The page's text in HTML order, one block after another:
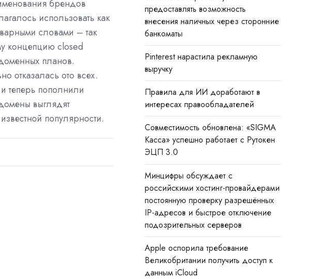
брендов
использовать как
словами – так
концепцию closed
планов.
отказалась ото всех.
теперь пополнили
выглядят
популярности.
предоставлять возможность
внесения наличных через сторонние
банкоматы
Pinterest нарастила рекламную
выручку
Правила для ИИ доработают в
интересах правообладателей
Совместимость обновлена: «SIGMA
Касса» успешно работает с Рутокен
ЭЦП 3.0
Минцифры обсуждает с
российскими хостинг-провайдерами
постоянную проверку разрешённых
IP-адресов и быстрое отключение
подозрительных серверов
Apple оспорила требование
Великобритании получить доступ к
данным iCloud